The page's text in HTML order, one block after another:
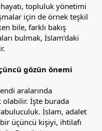
topluluk yönetimi
için de örnek teşkil
bile, farklı bakış
bulmak, İslam’daki
gözün önemi
aralarında
olabilir. İşte burada
İslam, adalet
üçüncü kişiyi, ihtilafı